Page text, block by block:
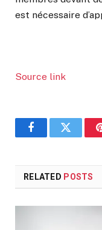
est nécessaire
Source link
FacebookTwitter
RELATED POSTS